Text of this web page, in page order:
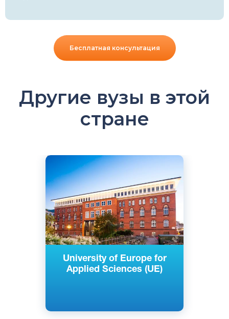
Бесплатная консультация
Другие вузы в этой
стране
University of Europe for
Applied Sciences (UE)
Английский
Немецкий
Берлин, Гамбург, Изерлон, Потсдам,
Германия
Частный